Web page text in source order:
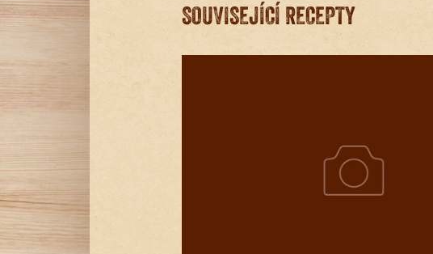
SOUVISEJÍCÍ RECEPTY